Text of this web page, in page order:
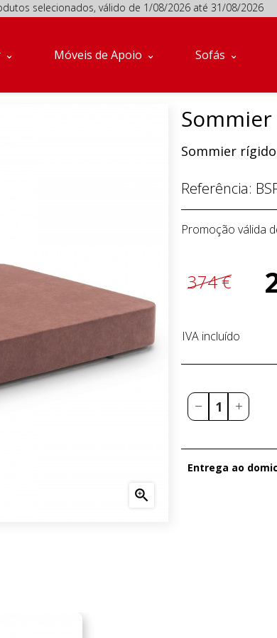
selecionados, válido de 1/08/2026 até 31/08/2026
Móveis de Apoio Sofás

Sommier
Sommier
Referência:
Promoção válida
374 €
IVA incluído
Entrega ao